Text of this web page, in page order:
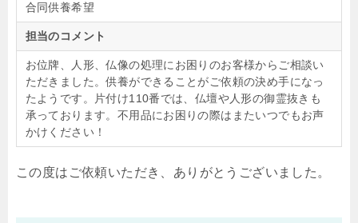
合同供養希望
担当のコメント
お位牌、人形、仏像の処理にお困りのお客様からご相談い
ただきました。供養ができることがご依頼の決め手になっ
たようです。片付け110番では、仏壇や人形の御霊抜きも
承っております。不用品にお困りの際はまたいつでもお声
かけください！
この度はご依頼いただき、ありがとうございました。